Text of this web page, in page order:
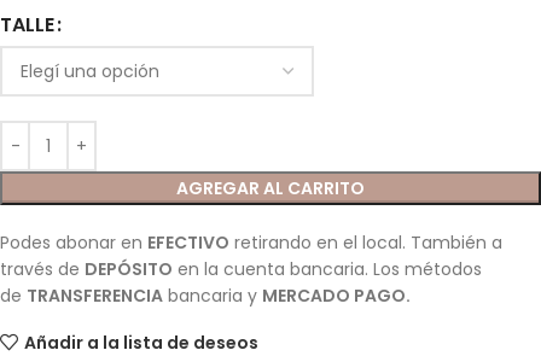
TALLE
AGREGAR AL CARRITO
Podes abonar en EFECTIVO retirando en el local. También a
través de DEPÓSITO en la cuenta bancaria. Los métodos
de TRANSFERENCIA bancaria y MERCADO PAGO.
Añadir a la lista de deseos